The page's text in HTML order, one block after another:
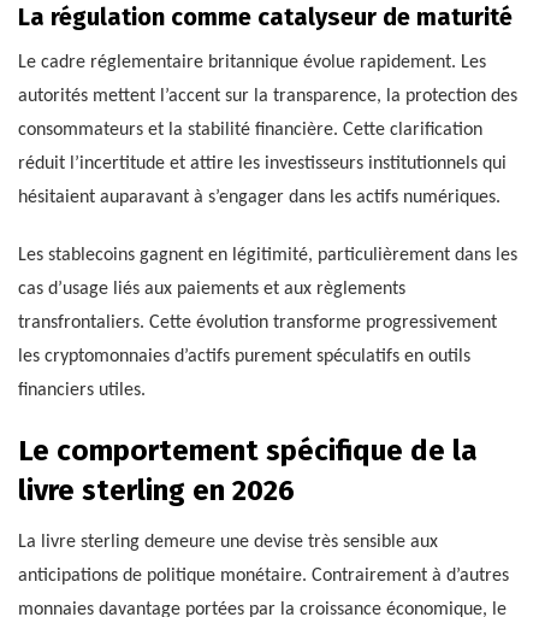
La régulation comme catalyseur de maturité
Le cadre réglementaire britannique évolue rapidement. Les
autorités mettent l’accent sur la transparence, la protection des
consommateurs et la stabilité financière. Cette clarification
réduit l’incertitude et attire les investisseurs institutionnels qui
hésitaient auparavant à s’engager dans les actifs numériques.
Les stablecoins gagnent en légitimité, particulièrement dans les
cas d’usage liés aux paiements et aux règlements
transfrontaliers. Cette évolution transforme progressivement
les cryptomonnaies d’actifs purement spéculatifs en outils
financiers utiles.
Le comportement spécifique de la
livre sterling en 2026
La livre sterling demeure une devise très sensible aux
anticipations de politique monétaire. Contrairement à d’autres
monnaies davantage portées par la croissance économique, le